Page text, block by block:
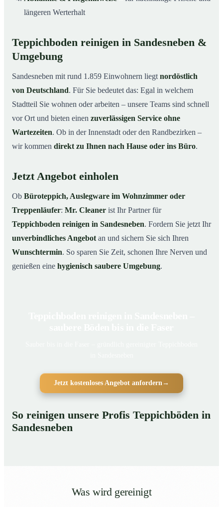
längeren Werterhalt
Teppichboden reinigen in Sandesneben &
Umgebung
Sandesneben mit rund 1.859 Einwohnern liegt nordöstlich
von Deutschland. Für Sie bedeutet das: Egal in welchem
Stadtteil Sie wohnen oder arbeiten – unsere Teams sind schnell
vor Ort und bieten einen zuverlässigen Service ohne
Wartezeiten. Ob in der Innenstadt oder den Randbezirken –
wir kommen direkt zu Ihnen nach Hause oder ins Büro.
Jetzt Angebot einholen
Ob Büroteppich, Auslegware im Wohnzimmer oder
Treppenläufer: Mr. Cleaner ist Ihr Partner für
Teppichboden reinigen in Sandesneben. Fordern Sie jetzt Ihr
unverbindliches Angebot an und sichern Sie sich Ihren
Wunschtermin. So sparen Sie Zeit, schonen Ihre Nerven und
genießen eine hygienisch saubere Umgebung.
Jetzt kostenloses Angebot anfordern →
So reinigen unsere Profis Teppichböden in
Sandesneben
Was wird gereinigt